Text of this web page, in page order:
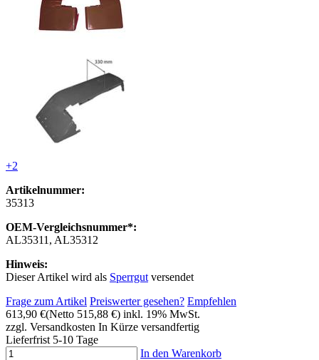
+2
Artikelnummer:
35313
OEM-Vergleichsnummer*:
AL35311, AL35312
Hinweis:
Dieser Artikel wird als Sperrgut versendet
Frage zum Artikel Preiswerter gesehen? Empfehlen
613,90 €(Netto 515,88 €) inkl. 19% MwSt.
zzgl. Versandkosten In Kürze versandfertig
Lieferfrist 5-10 Tage
In den Warenkorb